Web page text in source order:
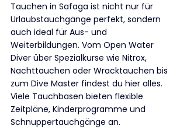
Tauchen in Safaga ist nicht nur für
Urlaubstauchgänge perfekt, sondern
auch ideal für Aus- und
Weiterbildungen. Vom Open Water
Diver über Spezialkurse wie Nitrox,
Nachttauchen oder Wracktauchen bis
zum Dive Master findest du hier alles.
Viele Tauchbasen bieten flexible
Zeitpläne, Kinderprogramme und
Schnuppertauchgänge an.